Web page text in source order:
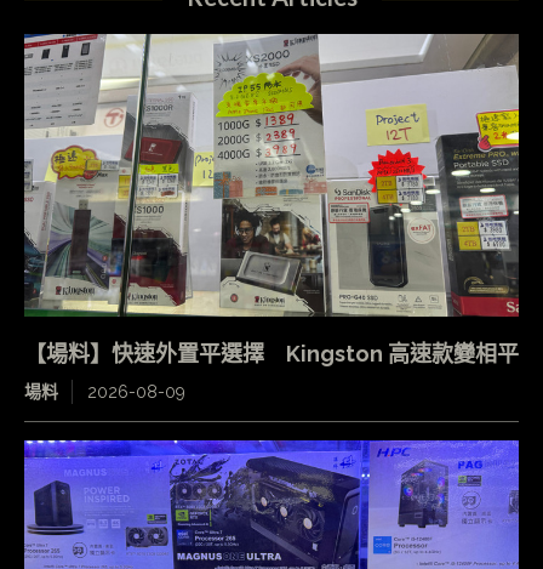
【場料】快速外置平選擇 Kingston 高速款變相平
場料 2026-08-09